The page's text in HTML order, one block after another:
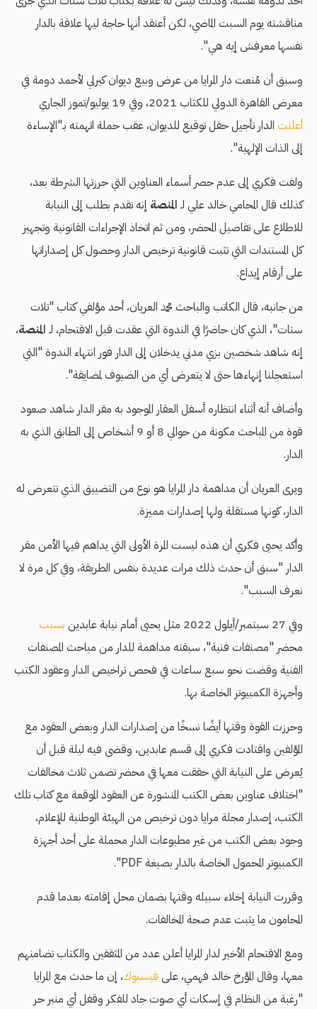
مناقشته يوم السبت الماضي، لكن أعتقد أنها حاجة ليها علاقة بالدار
نفسها معرفش إيه هي".
وسبق أن مُنعت دار المرايا من عرض وبيع ديوان كيرلي لأحمد دومة في
معرض القاهرة الدولي للكتاب 2021، وفي 19 يوليو/تموز الجاري
أعلنت الدار تأجيل حفل توقيع للديوان، عقب حملة اتهمته بـ"الإساءة
إلى الذات الإلهية".
ولفت فكري إلى عدم حصر أسماء العناوين التي حرزتها الشرطة بعد،
كذلك قال المحامي خالد علي لـ المنصة إنه تقدم بطلب إلى النيابة
للاطلاع على تفاصيل المحضر، ومن ثم اتخاذ الإجراءات القانونية وتجهيز
كل المستندات التي تثبت قانونية ترخيص الدار وحصول كل إصداراتها
على أرقام إيداع.
من جانبه، قال الكاتب والباحث محمد العريان، أحد مؤلفي كتاب "تلات
ستات"، الذي كان حاضرًا في الندوة التي عقدت قبل الاقتحام، لـ المنصة،
إنه شاهد شخصين بزي مدني يدخلان إلى الدار فور انتهاء الندوة "التي
استعجلنا إنهاءها حتى لا يتعرض أي من الضيوف لمضايقة".
وأضاف أنه أثناء انتظاره أسفل العقار الموجود به مقر الدار شاهد صعود
قوة من المباحث مكونة من حوالي 8 أو 9 أشخاص إلى الطابق الذي به
الدار.
ويرى العريان أن مداهمة دار المرايا هو نوع من التضييق الذي تتعرض له
الدار، كونها مستقلة ولها إصدارات مميزة.
وأكد يحيى فكري أن هذه ليست المرة الأولى التي يداهم فيها الأمن مقر
الدار "سبق أن حدث ذلك مرات عديدة بنفس الطريقة، وفي كل مرة لا
نعرف السبب".
وفي 27 سبتمبر/أيلول 2022 مثل يحيى أمام نيابة عابدين
بسبب
محضر "مصنفات فنية"، سبقته مداهمة للدار من مباحث المصنفات
الفنية وقضت نحو سبع ساعات في فحص تراخيص الدار وعقود الكتب
وأجهزة الكمبيوتر الخاصة بها.
وحرزت القوة وقتها أيضًا نسخًا من إصدارات الدار وبعض العقود مع
المؤلفين واقتادت فكري إلى قسم عابدين، وقضى فيه ليلة قبل أن
يُعرض على النيابة التي حققت معها في محضر تضمن ثلاث مخالفات
"اختلاف عناوين بعض الكتب المنشورة عن العقود الموقعة مع كتاب تلك
الكتب، إصدار مجلة مرايا دون ترخيص من الهيئة الوطنية للإعلام،
وجود بعض الكتب من غير مطبوعات الدار محملة على أحد أجهزة
الكمبيوتر المحمول الخاصة بالدار بصيغة PDF".
وقررت النيابة إخلاء سبيله وقتها بضمان محل إقامته بعدما قدم
المحامون ما يثبت عدم صحة المخالفات.
ومع الاقتحام الأخير لدار المرايا أعلن عدد من المثقفين والكتاب تضامنهم
معها، وقال المؤرخ خالد فهمي، على فيسبوك، إن ما حدث مع المرايا
"رغبة من النظام في إسكات أي صوت جاد للفكر وقفل أي منبر حر